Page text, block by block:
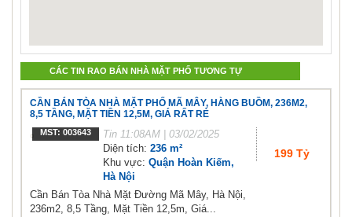
CÁC TIN RAO BÁN NHÀ MẶT PHỐ TƯƠNG TỰ
CẦN BÁN TÒA NHÀ MẶT PHỐ MÃ MÂY, HÀNG BUỒM, 236M2,
8,5 TẦNG, MẶT TIỀN 12,5M, GIÁ RẤT RẺ
MST: 003643 Tin 11:08AM | 03/02/2025
Diện tích: 236 m²
Khu vực: Quận Hoàn Kiếm,
Hà Nội
199 Tỷ
Cần Bán Tòa Nhà Mặt Đường Mã Mây, Hà Nội,
236m2, 8,5 Tầng, Mặt Tiền 12,5m, Giá...